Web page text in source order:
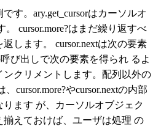
す。ary.get_cursorはカーソルオ
cursor.more?はまだ繰り返すべ
します。 cursor.nextは次の要素
び出しで次の要素を得られ るよ
ンクリメントします。配列以外の
cursor.more?やcursor.nextの内部
ます が、カーソルオブジェク
揃えておけば、ユーザは処理 の